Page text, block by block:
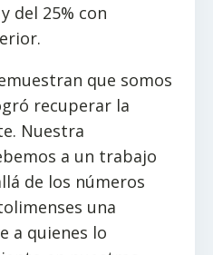
del 25% con
que somos
recuperar la
Nuestra
a un trabajo
de los números
una
a quienes lo